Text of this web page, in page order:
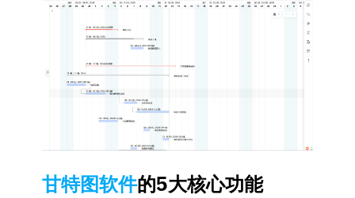
甘特图软件的5大核心功能